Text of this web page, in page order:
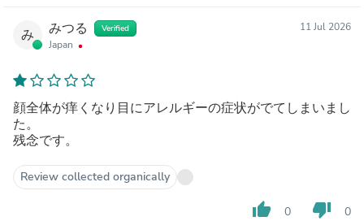
み みつる Verified
Japan
11 Jul 2026
顔全体が痒くなり目にアレルギーの症状がでてしまいまし
た。
残念です。
Review collected organically
thumb_up 0 thumb_down 0